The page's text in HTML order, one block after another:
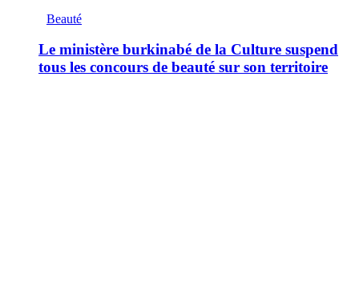
Beauté
Le ministère burkinabé de la Culture suspend
tous les concours de beauté sur son territoire